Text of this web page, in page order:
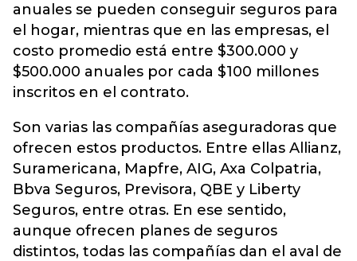
anuales se pueden conseguir seguros para
el hogar, mientras que en las empresas, el
costo promedio está entre $300.000 y
$500.000 anuales por cada $100 millones
inscritos en el contrato.
Son varias las compañías aseguradoras que
ofrecen estos productos. Entre ellas Allianz,
Suramericana, Mapfre, AIG, Axa Colpatria,
Bbva Seguros, Previsora, QBE y Liberty
Seguros, entre otras. En ese sentido,
aunque ofrecen planes de seguros
distintos, todas las compañías dan el aval de